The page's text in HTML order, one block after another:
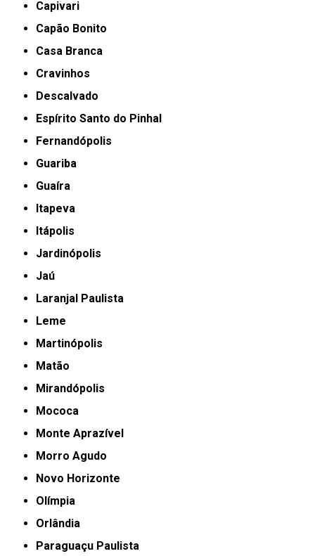
Capivari
Capão Bonito
Casa Branca
Cravinhos
Descalvado
Espírito Santo do Pinhal
Fernandópolis
Guariba
Guaíra
Itapeva
Itápolis
Jardinópolis
Jaú
Laranjal Paulista
Leme
Martinópolis
Matão
Mirandópolis
Mococa
Monte Aprazível
Morro Agudo
Novo Horizonte
Olímpia
Orlândia
Paraguaçu Paulista